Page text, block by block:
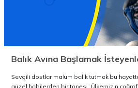
Sevgili dostlar malum balık tutmak bu
güzel hobilerden bir tanesi. Ülkemizin